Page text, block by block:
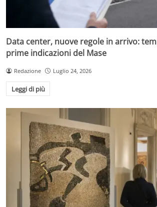
Data center, nuove regole in arrivo:
prime indicazioni del Mase
Redazione Luglio 24, 2026
Leggi di più